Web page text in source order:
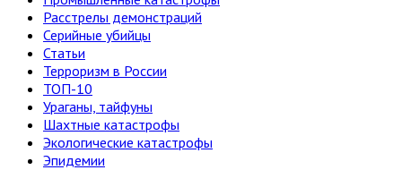
Расстрелы демонстраций
Серийные убийцы
Статьи
Терроризм в России
ТОП-10
Ураганы, тайфуны
Шахтные катастрофы
Экологические катастрофы
Эпидемии